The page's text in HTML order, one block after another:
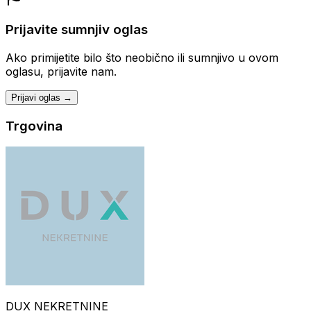
Prijavite sumnjiv oglas
Ako primijetite bilo što neobično ili sumnjivo u ovom
oglasu, prijavite nam.
Prijavi oglas →
Trgovina
DUX NEKRETNINE